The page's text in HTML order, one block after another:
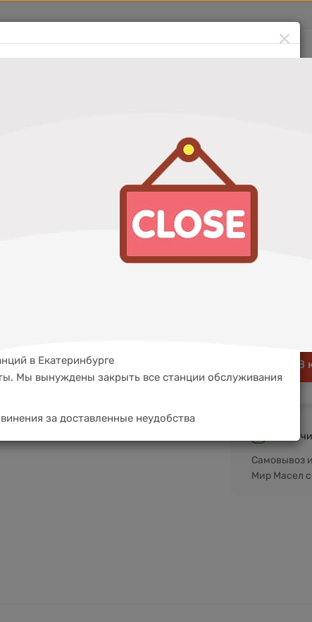
OG172HQ
OG172HQ
С картой
В
В
Самовывоз
Мир Масел
в Екатеринбурге
Мы вынуждены закрыть все станции обслуживания
за доставленные неудобства